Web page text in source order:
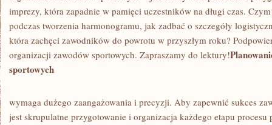
SPORTOWE
imprezy, która zapadnie w pamięci uczestników na długi ‌czas.​
podczas tworzenia ⁣harmonogramu, jak ⁣zadbać o⁢ szczegóły
która zachęci zawodników ⁢do powrotu w przyszłym roku?
organizacji zawodów ​sportowych. Zapraszamy do‍ lektury!
sportowych
wymaga dużego ⁤zaangażowania i precyzji. Aby‌ zapewnić sukces​
jest ‌skrupulatne⁢ przygotowanie i organizacja‌ każdego⁢ etapu procesu​